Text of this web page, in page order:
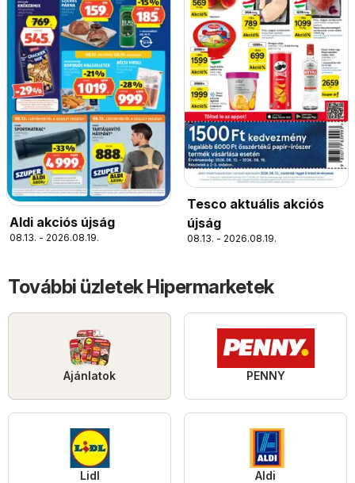
Aldi akciós újság
08.13. - 2026.08.19.
Tesco aktuális akciós
újság
08.13. - 2026.08.19.
További üzletek Hipermarketek
Ajánlatok PENNY
Lidl Aldi